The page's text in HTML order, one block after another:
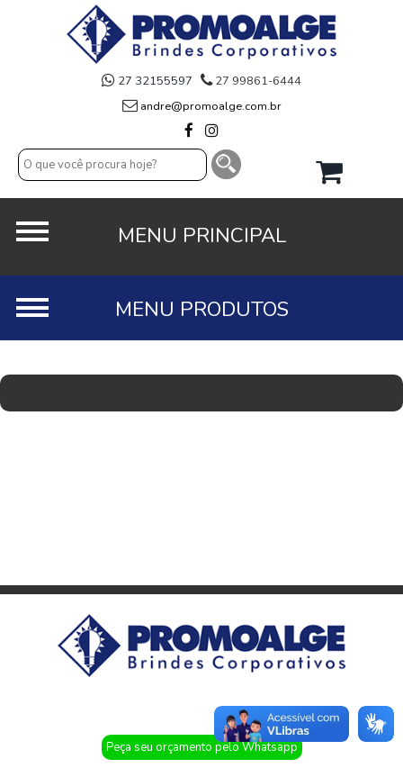
27 32155597
27 99861-6444
andre@promoalge.com.br
Peça seu orçamento pelo Whatsapp